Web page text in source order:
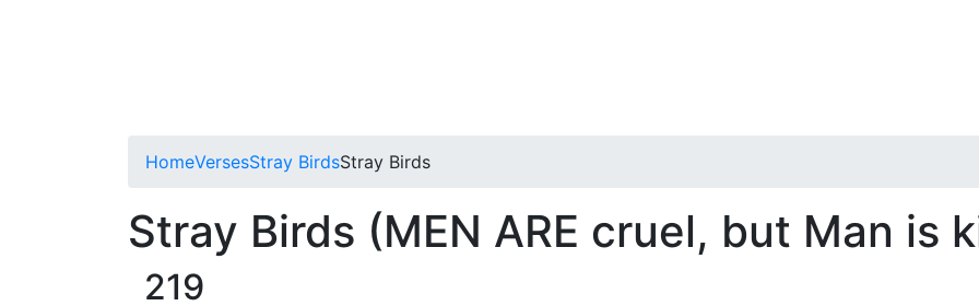
HomeVersesStray BirdsStray Birds
Stray Birds (MEN ARE cruel, but Man is
219